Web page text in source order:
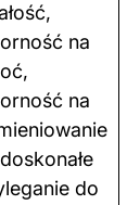
na
na
do